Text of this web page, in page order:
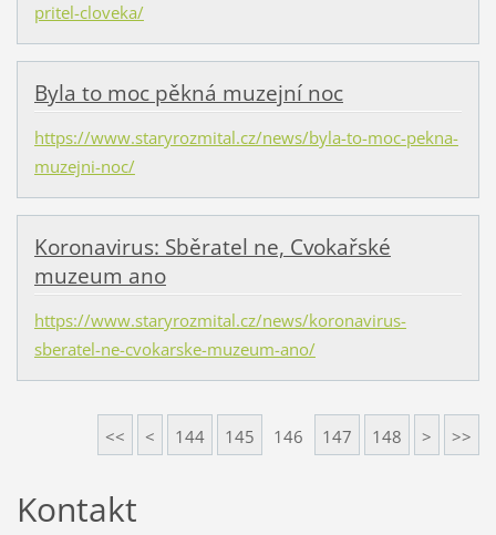
pritel-cloveka/
Byla to moc pěkná muzejní noc
https://www.staryrozmital.cz/news/byla-to-moc-pekna-
muzejni-noc/
Koronavirus: Sběratel ne, Cvokařské
muzeum ano
https://www.staryrozmital.cz/news/koronavirus-
sberatel-ne-cvokarske-muzeum-ano/
<< < 144 145 146 147 148 > >>
Kontakt